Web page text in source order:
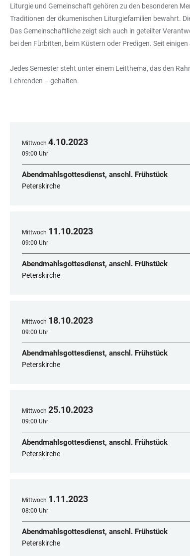
Liturgie und Gemeinschaft gehören zu den besonderen
Traditionen der ökumenischen Liturgiefamilien bewahrt.
Das Gemeinschaftliche zeigt sich auch in geteilter
bei den Fürbitten, beim Küstern oder Predigen. Seit
Jedes Semester steht unter einem Leitthema, das den
Lehrenden – gehalten.
Mittwoch 4.10.2023
09:00 Uhr
Abendmahlsgottesdienst, anschl. Frühstück
Peterskirche
Mittwoch 11.10.2023
09:00 Uhr
Abendmahlsgottesdienst, anschl. Frühstück
Peterskirche
Mittwoch 18.10.2023
09:00 Uhr
Abendmahlsgottesdienst, anschl. Frühstück
Peterskirche
Mittwoch 25.10.2023
09:00 Uhr
Abendmahlsgottesdienst, anschl. Frühstück
Peterskirche
Mittwoch 1.11.2023
08:00 Uhr
Abendmahlsgottesdienst, anschl. Frühstück
Peterskirche